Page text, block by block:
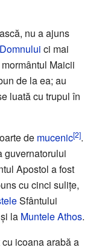
nu a ajuns
ci mai
Maicii
de la ea; au
luată cu trupul în
de mucenic[2].
guvernatorului
Apostol a fost
cu cinci sulițe,
Sfântului
la Muntele Athos.
icoana arabă a